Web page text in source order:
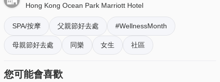
酒店SPA推介 | 香港海洋公園萬豪酒店 THE SPA by
HARNN價錢及套餐選項：
【套餐1 - 90分鐘泰式香薰推油按摩及頭肩頸按摩 | 快
閃$950/位 】
套餐包括：
Hong Kong Ocean Park Marriott Hotel
SPA/按摩 父親節好去處 #WellnessMonth
母親節好去處 同樂 女生 社區
您可能會喜歡